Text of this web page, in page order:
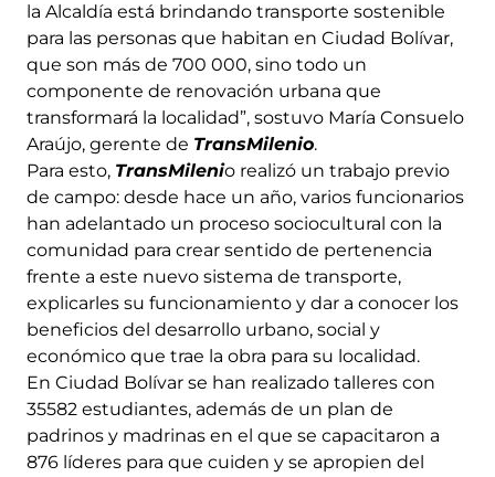
la Alcaldía está brindando transporte sostenible
para las personas que habitan en Ciudad Bolívar,
que son más de 700 000, sino todo un
componente de renovación urbana que
transformará la localidad”, sostuvo María Consuelo
Araújo, gerente de TransMilenio.
Para esto, TransMilenio realizó un trabajo previo
de campo: desde hace un año, varios funcionarios
han adelantado un proceso sociocultural con la
comunidad para crear sentido de pertenencia
frente a este nuevo sistema de transporte,
explicarles su funcionamiento y dar a conocer los
beneficios del desarrollo urbano, social y
económico que trae la obra para su localidad.
En Ciudad Bolívar se han realizado talleres con
35582 estudiantes, además de un plan de
padrinos y madrinas en el que se capacitaron a
876 líderes para que cuiden y se apropien del